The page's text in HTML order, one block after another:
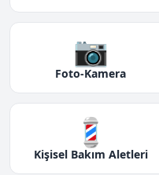
📷
Foto-Kamera
💈
Kişisel Bakım Aletleri